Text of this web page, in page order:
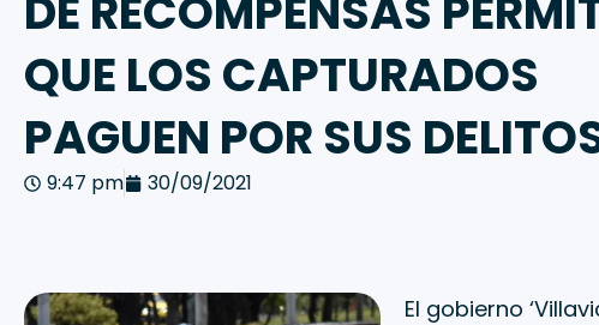
QUE LOS CAPTURADOS
PAGUEN POR SUS
9:47 pm 30/09/2021
El gobierno